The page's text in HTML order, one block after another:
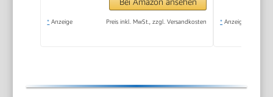
Passiert 0,7 M
* Anzeige Preis inkl. MwSt., zzgl. Versandkosten * Anzeige